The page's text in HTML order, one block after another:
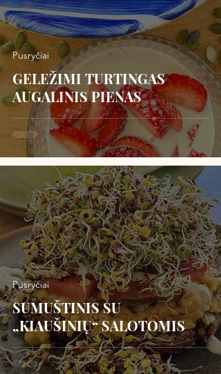
GELEŽIMI TURTINGAS
AUGALINIS PIENAS
Pusryčiai
SUMUŠTINIS SU
„KIAUŠINIŲ“ SALOTOMIS
Pusryčiai